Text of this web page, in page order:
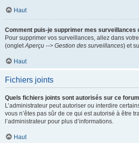
Haut
Comment puis-je supprimer mes surveillances
Pour supprimer vos surveillances, allez dans
(ongletAperçu --> Gestion des surveillances) et
Haut
Fichiers joints
Quels fichiers joints sont autorisés sur ce
L’administrateur peut autoriser ou interdire
vous n’êtes pas sûr de ce qui est autorisé à être
l’administrateur pour plus d’informations.
Haut